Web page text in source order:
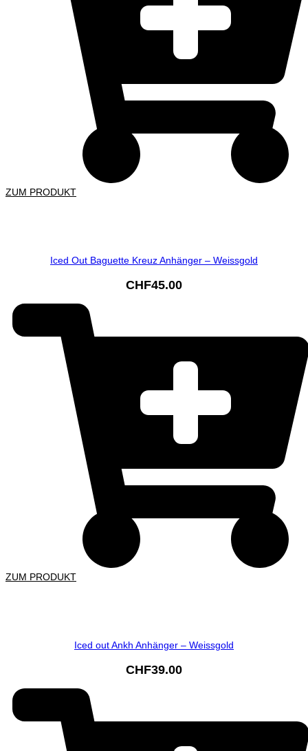
ZUM PRODUKT
Iced Out Baguette Kreuz Anhänger – Weissgold
CHF45.00
ZUM PRODUKT
Iced out Ankh Anhänger – Weissgold
CHF39.00